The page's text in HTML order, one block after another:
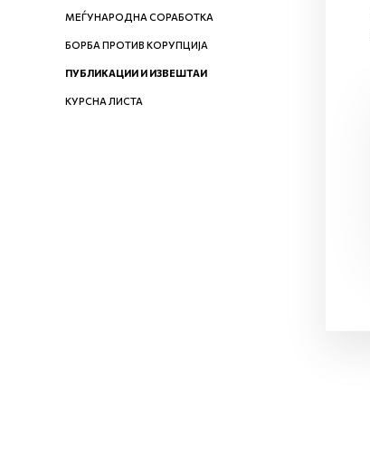
МЕЃУНАРОДНА СОРАБОТКА
БОРБА ПРОТИВ КОРУПЦИЈА
ПУБЛИКАЦИИ И ИЗВЕШТАИ
КУРСНА ЛИСТА